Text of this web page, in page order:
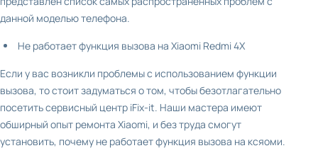
данной моделью телефона.
Не работает функция вызова на Xiaomi Redmi 4X
Если у вас возникли проблемы с использованием функции
вызова, то стоит задуматься о том, чтобы безотлагательно
посетить сервисный центр iFix-it. Наши мастера имеют
обширный опыт ремонта Xiaomi, и без труда смогут
установить, почему не работает функция вызова на ксяоми.